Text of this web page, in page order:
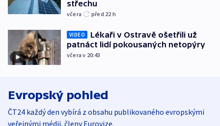
střechu
včera před 22 h
VIDEO
Lékaři v Ostravě ošetřili už
patnáct lidí pokousaných netopýry
včera v 20:43
Evropský pohled
ČT24 každý den vybírá z obsahu publikovaného evropskými
veřejnými médii, členy Eurovize.